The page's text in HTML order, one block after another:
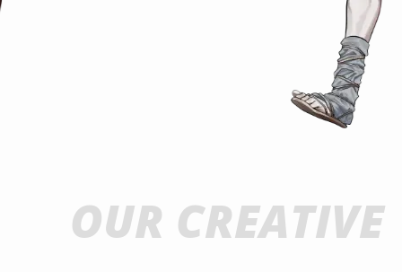
OUR CREATIVE